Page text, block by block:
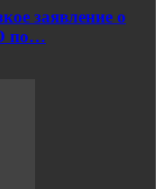
заявление о
по…